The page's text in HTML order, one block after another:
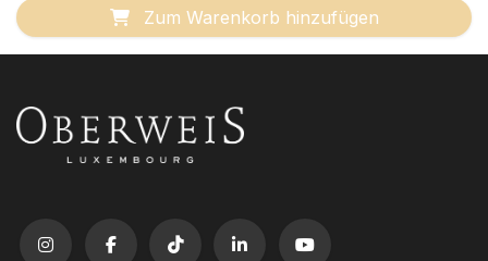
Zum Warenkorb hinzufügen